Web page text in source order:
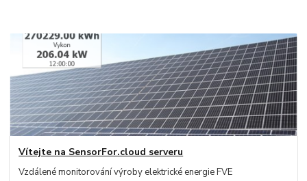
Vítejte na SensorFor.cloud serveru
Vzdálené monitorování výroby elektrické energie FVE